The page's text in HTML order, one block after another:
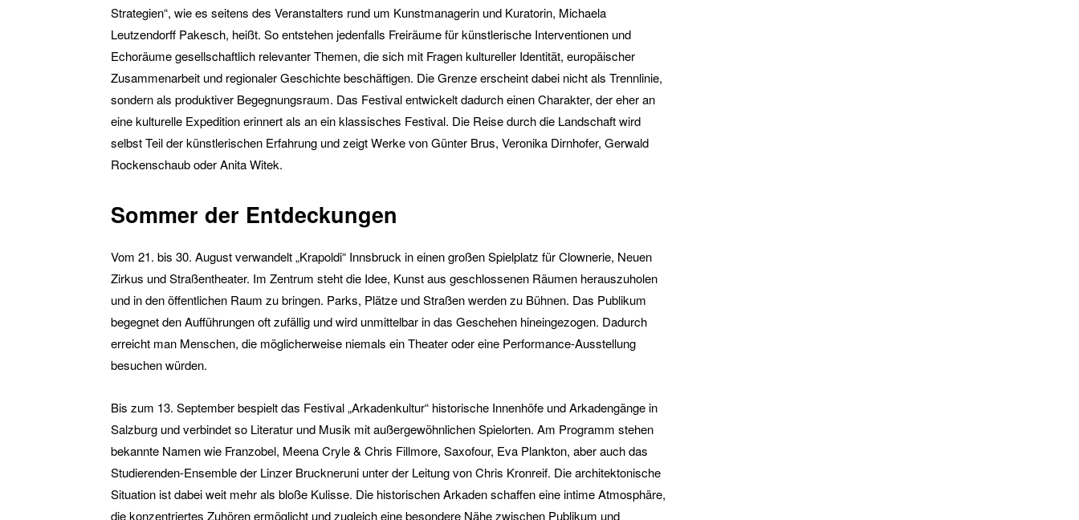
Strategien“, wie es seitens des Veranstalters rund um Kunstmanagerin und Kuratorin, Michaela
Leutzendorff Pakesch, heißt. So entstehen jedenfalls Freiräume für künstlerische Interventionen und
Echoräume gesellschaftlich relevanter Themen, die sich mit Fragen kultureller Identität, europäischer
Zusammenarbeit und regionaler Geschichte beschäftigen. Die Grenze erscheint dabei nicht als Trennlinie,
sondern als produktiver Begegnungsraum. Das Festival entwickelt dadurch einen Charakter, der eher an
eine kulturelle Expedition erinnert als an ein klassisches Festival. Die Reise durch die Landschaft wird
selbst Teil der künstlerischen Erfahrung und zeigt Werke von Günter Brus, Veronika Dirnhofer, Gerwald
Rockenschaub oder Anita Witek.
Sommer der Entdeckungen
Vom 21. bis 30. August verwandelt „Krapoldi“ Innsbruck in einen großen Spielplatz für Clownerie, Neuen
Zirkus und Straßentheater. Im Zentrum steht die Idee, Kunst aus geschlossenen Räumen herauszuholen
und in den öffentlichen Raum zu bringen. Parks, Plätze und Straßen werden zu Bühnen. Das Publikum
begegnet den Aufführungen oft zufällig und wird unmittelbar in das Geschehen hineingezogen. Dadurch
erreicht man Menschen, die möglicherweise niemals ein Theater oder eine Performance-Ausstellung
besuchen würden.
Bis zum 13. September bespielt das Festival „Arkadenkultur“ historische Innenhöfe und Arkadengänge in
Salzburg und verbindet so Literatur und Musik mit außergewöhnlichen Spielorten. Am Programm stehen
bekannte Namen wie Franzobel, Meena Cryle & Chris Fillmore, Saxofour, Eva Plankton, aber auch das
Studierenden-Ensemble der Linzer Bruckneruni unter der Leitung von Chris Kronreif. Die architektonische
Situation ist dabei weit mehr als bloße Kulisse. Die historischen Arkaden schaffen eine intime Atmosphäre,
die konzentriertes Zuhören ermöglicht und zugleich eine besondere Nähe zwischen Publikum und